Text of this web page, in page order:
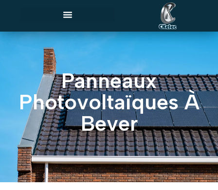
Panneaux
Photovoltaïques À
Bever